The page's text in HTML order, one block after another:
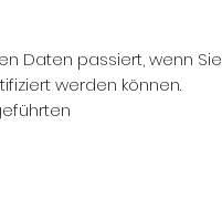
Daten passiert, wenn Sie
werden können.